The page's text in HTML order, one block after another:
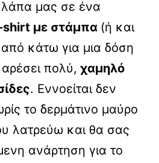
μας σε ένα
shirt με στάμπα (ή και
κάτω για μια δόση
πολύ, χαμηλό
. Εννοείται δεν
το δερμάτινο μαύρο
λατρεύω και θα σας
ανάρτηση για το